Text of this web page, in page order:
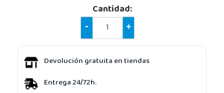
Cantidad:
-
+
Devolución gratuita en tiendas
Entrega 24/72h.